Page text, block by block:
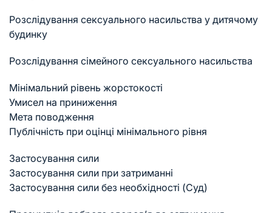
Розслідування сексуального насильства у дитячому
будинку
Розслідування сімейного сексуального насильства
Мінімальний рівень жорстокості
Умисел на приниження
Мета поводження
Публічність при оцінці мінімального рівня
Застосування сили
Застосування сили при затриманні
Застосування сили без необхідності (Суд)